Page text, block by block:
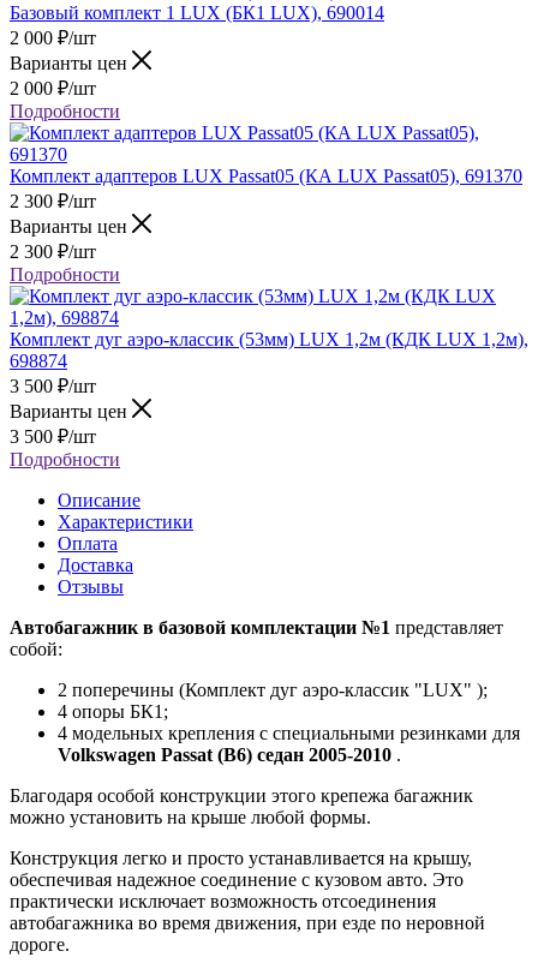
Базовый комплект 1 LUX (БК1 LUX), 690014
2 000 ₽/шт
Варианты цен
2 000 ₽/шт
Подробности
Комплект адаптеров LUX Passat05 (КА LUX Passat05), 691370
2 300 ₽/шт
Варианты цен
2 300 ₽/шт
Подробности
Комплект дуг аэро-классик (53мм) LUX 1,2м (КДК LUX 1,2м),
698874
3 500 ₽/шт
Варианты цен
3 500 ₽/шт
Подробности
Описание
Характеристики
Оплата
Доставка
Отзывы
Автобагажник в базовой комплектации №1 представляет
собой:
2 поперечины (Комплект дуг аэро-классик "LUX" );
4 опоры БК1;
4 модельных крепления с специальными резинками для
Volkswagen Passat (B6) седан 2005-2010 .
Благодаря особой конструкции этого крепежа багажник
можно установить на крыше любой формы.
Конструкция легко и просто устанавливается на крышу,
обеспечивая надежное соединение с кузовом авто. Это
практически исключает возможность отсоединения
автобагажника во время движения, при езде по неровной
дороге.